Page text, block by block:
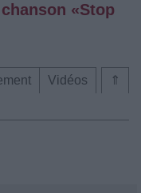
«Stop
⇑
Vidéos